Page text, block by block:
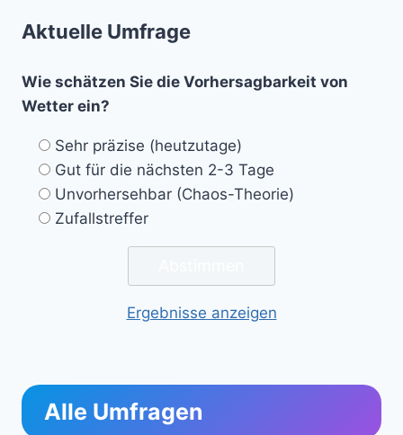
Aktuelle Umfrage
Wie schätzen Sie die Vorhersagbarkeit von
Wetter ein?
Sehr präzise (heutzutage)
Gut für die nächsten 2-3 Tage
Unvorhersehbar (Chaos-Theorie)
Zufallstreffer
Ergebnisse anzeigen
Alle Umfragen